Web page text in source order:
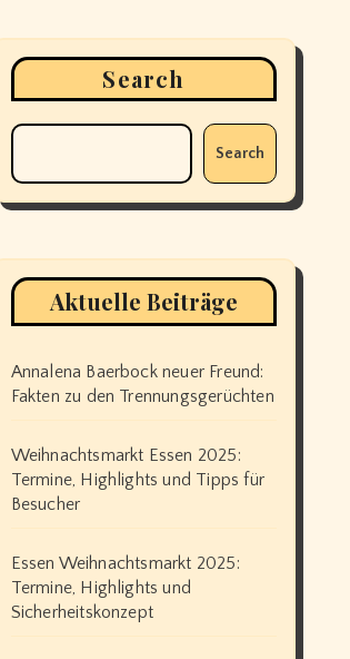
Search
Search
Aktuelle Beiträge
Annalena Baerbock neuer Freund:
Fakten zu den Trennungsgerüchten
Weihnachtsmarkt Essen 2025:
Termine, Highlights und Tipps für
Besucher
Essen Weihnachtsmarkt 2025:
Termine, Highlights und
Sicherheitskonzept